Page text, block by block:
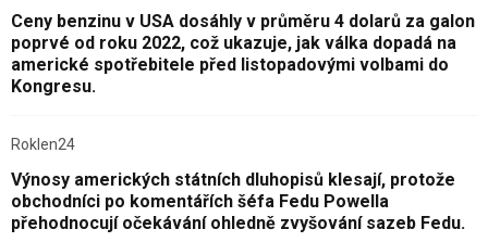
Ceny benzinu v USA dosáhly v průměru 4 dolarů za galon
poprvé od roku 2022, což ukazuje, jak válka dopadá na
americké spotřebitele před listopadovými volbami do
Kongresu.
Roklen24
Výnosy amerických státních dluhopisů klesají, protože
obchodníci po komentářích šéfa Fedu Powella
přehodnocují očekávání ohledně zvyšování sazeb Fedu.